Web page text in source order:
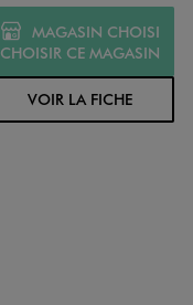
MAGASIN CHOISI
CHOISIR CE MAGASIN
VOIR LA FICHE